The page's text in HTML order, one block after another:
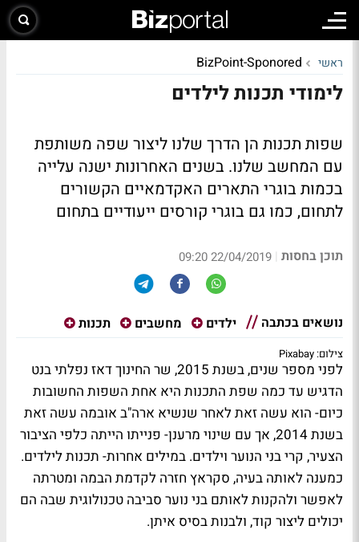
ראשי BizPoint-Sponored
לימודי תכנות לילדים
שפות תכנות הן הדרך שלנו ליצור שפה משותפת
עם המחשב שלנו. בשנים האחרונות ישנה עלייה
בכמות בוגרי התארים האקדמאיים הקשורים
לתחום, כמו גם בוגרי קורסים ייעודיים בתחום
תוכן בחסות |
22/04/2019 09:20
נושאים בכתבה ילדים מחשבים תכנות
צילום: Pixabay
לפני מספר שנים, בשנת 2015, שר החינוך דאז נפלתי בנט
הדגיש עד כמה שפת התכנות היא אחת השפות החשובות
כיום- הוא עשה זאת לאחר שנשיא ארה"ב אובמה עשה זאת
בשנת 2014, אך עם שינוי מרענן- פנייתו הייתה כלפי הציבור
הצעיר, קרי בני הנוער וילדים. במילים אחרות- תכנות לילדים.
כמענה לאותה בעיה, סקראץ חזרה לקדמת הבמה ומטרתה
לאפשר ולהקנות לאותם בני נוער סביבה טכנולוגית שבה הם
יכולים ליצור קוד, ולבנות בסיס איתן.